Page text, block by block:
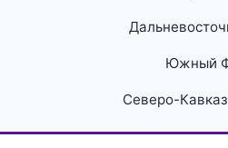
Южный
Северо-